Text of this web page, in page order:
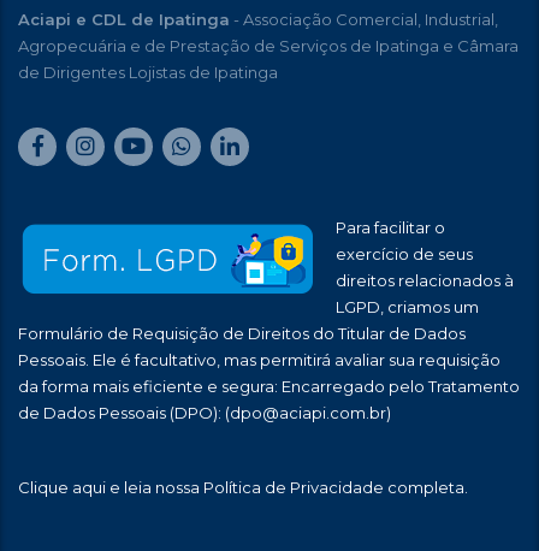
Aciapi e CDL de Ipatinga - Associação Comercial, Industrial,
Agropecuária e de Prestação de Serviços de Ipatinga e Câmara
de Dirigentes Lojistas de Ipatinga
Para facilitar o
exercício de seus
direitos relacionados à
LGPD, criamos um
Formulário de Requisição de Direitos do Titular de Dados
Pessoais. Ele é facultativo, mas permitirá avaliar sua requisição
da forma mais eficiente e segura: Encarregado pelo Tratamento
de Dados Pessoais (DPO): (dpo@aciapi.com.br)
Clique aqui e leia nossa Política de Privacidade completa.